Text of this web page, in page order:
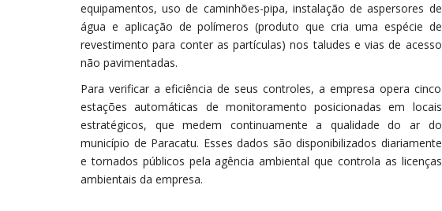
equipamentos, uso de caminhões-pipa, instalação de aspersores de
água e aplicação de polímeros (produto que cria uma espécie de
revestimento para conter as partículas) nos taludes e vias de acesso
não pavimentadas.
Para verificar a eficiência de seus controles, a empresa opera cinco
estações automáticas de monitoramento posicionadas em locais
estratégicos, que medem continuamente a qualidade do ar do
município de Paracatu. Esses dados são disponibilizados diariamente
e tornados públicos pela agência ambiental que controla as licenças
ambientais da empresa.